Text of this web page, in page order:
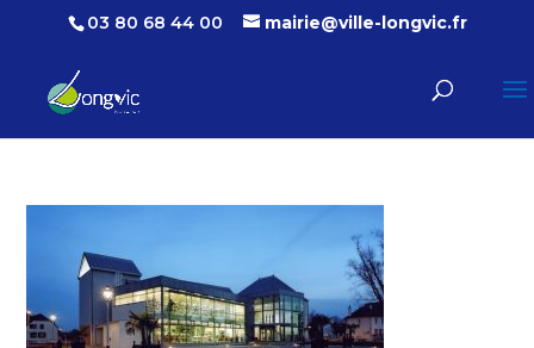
03 80 68 44 00 mairie@ville-longvic.fr